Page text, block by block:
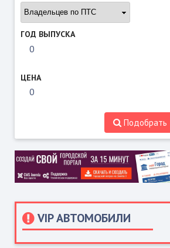
VIP АВТОМОБИЛИ
ГОД ВЫПУСКА
ЦЕНА
Подобрать